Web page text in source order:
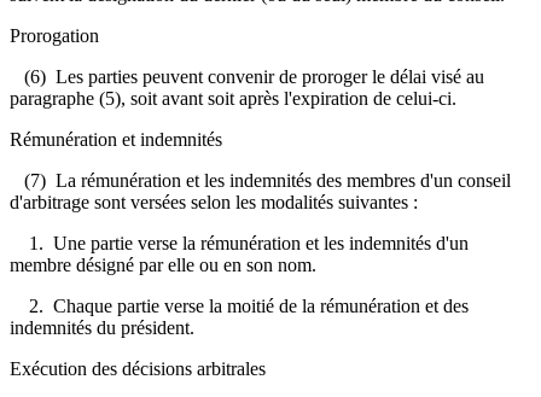
Prorogation
(6) Les parties peuvent convenir de proroger le délai visé au
paragraphe (5), soit avant soit après l'expiration de celui-ci.
Rémunération et indemnités
(7) La rémunération et les indemnités des membres d'un conseil
d'arbitrage sont versées selon les modalités suivantes :
1. Une partie verse la rémunération et les indemnités d'un
membre désigné par elle ou en son nom.
2. Chaque partie verse la moitié de la rémunération et des
indemnités du président.
Exécution des décisions arbitrales